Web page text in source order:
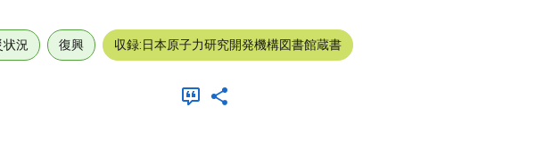
状況 復興 収録:日本原子力研究開発機構図書館蔵書